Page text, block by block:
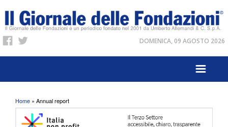
DOMENICA, 09 AGOSTO 2026
Tu sei qui
Home » Annual report